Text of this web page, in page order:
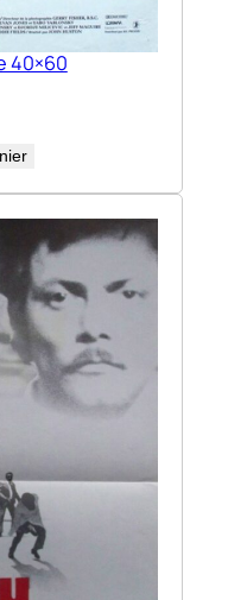
40×60